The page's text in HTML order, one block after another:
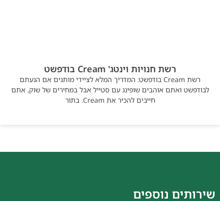
רשת חנויות וינטג' Cream בודפשט
רשת Cream בודפשט: המדריך המלא לציידי מותגים אם הגעתם
לבודפשט ואתם אוהבים שופינג עם סטייל אבל במחירים של שוק, אתם
חייבים להכיר את Cream. בתור
שירותים נוספים